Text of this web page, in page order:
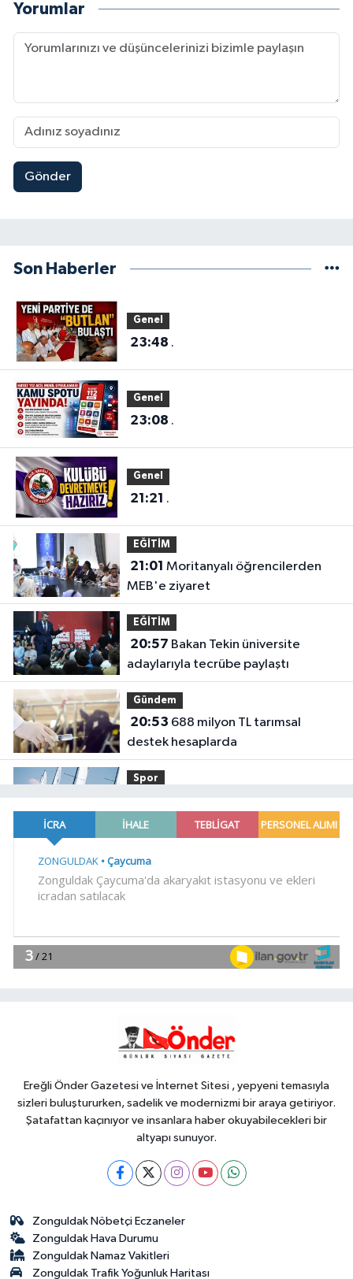
Yorumlar
Gönder
Son Haberler
Genel
23:48 .
Genel
23:08 .
Genel
21:21 .
EĞİTİM
21:01
MEB'e ziyaret
EĞİTİM
20:57
adaylarıyla tecrübe paylaştı
Gündem
20:53
destek hesaplarda
Spor
mücadelesi ilk günde nefes kesti
18:55Bursa'da tarihi eser
18:45
girişimcilere yeni kapılar açıyor
Ereğli Önder Gazetesi ve İnternet Sitesi , yepyeni temasıyla
sizleri buluştururken, sadelik ve modernizmi bir araya getiriyor.
Şatafattan kaçınıyor ve insanlara haber okuyabilecekleri bir
altyapı sunuyor.
Zonguldak Nöbetçi Eczaneler
Zonguldak Hava Durumu
Zonguldak Namaz Vakitleri
Zonguldak Trafik Yoğunluk Haritası